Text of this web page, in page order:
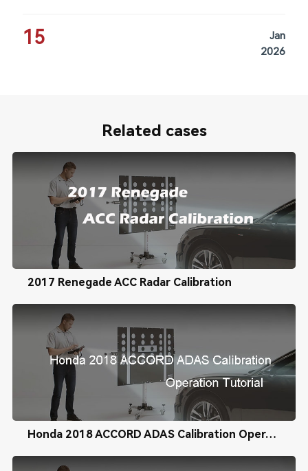
15
Jan
2026
Related cases
2017 Renegade ACC Radar Calibration
Honda 2018 ACCORD ADAS Calibration Operation Tutorial